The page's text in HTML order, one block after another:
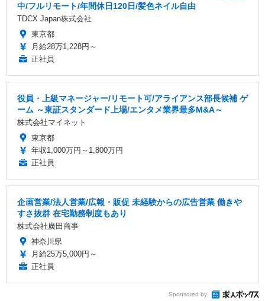
中/フルリモート/年間休日120日/髪色ネイル自由
TDCX Japan株式会社
東京都
月給28万1,228円～
正社員
役員・上級マネージャー/リモート可/アライアンス部長候補 ゲ
ーム ～東証スタンダード上場/エンタメ業界最多M&A～
株式会社マイネット
東京都
年収1,000万円～1,800万円
正社員
企画営業/法人営業/広報・販促 未経験からの広告営業 働きや
すさ抜群 在宅勤務制度もあり
株式会社廣田商事
神奈川県
月給25万5,000円～
正社員
Sponsored by